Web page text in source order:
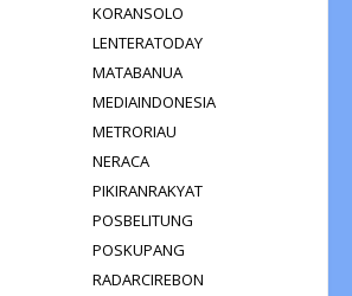
KORANSOLO
LENTERATODAY
MATABANUA
MEDIAINDONESIA
METRORIAU
NERACA
PIKIRANRAKYAT
POSBELITUNG
POSKUPANG
RADARCIREBON